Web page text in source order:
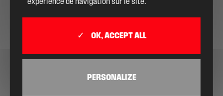
expérience de navigation sur le site.
OK, ACCEPT ALL
PERSONALIZE